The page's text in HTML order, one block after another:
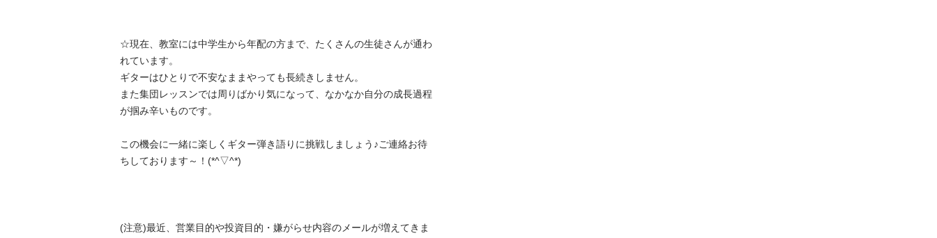
☆現在、教室には中学生から年配の方まで、たくさんの生徒さんが通わ
れています。
ギターはひとりで不安なままやっても長続きしません。
また集団レッスンでは周りばかり気になって、なかなか自分の成長過程
が掴み辛いものです。
この機会に一緒に楽しくギター弾き語りに挑戦しましょう♪ご連絡お待
ちしております～！(*^▽^*)
(注意)最近、営業目的や投資目的・嫌がらせ内容のメールが増えてきま